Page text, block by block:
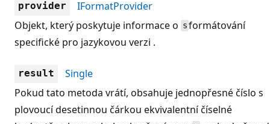
provider
IFormatProvider
Objekt, který poskytuje informace o s formátování
specifické pro jazykovou verzi .
result
Single
Pokud tato metoda vrátí, obsahuje jednopřesné číslo s
plovoucí desetinnou čárkou ekvivalentní číselné